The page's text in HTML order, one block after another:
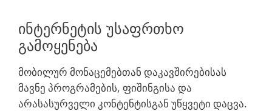
ინტერნეტის უსაფრთხო
გამოყენება
მობილურ მონაცემებთან დაკავშირებისას
მავნე პროგრამების, ფიშინგისა და
არასასურველი კონტენტისგან უწყვეტი დაცვა.